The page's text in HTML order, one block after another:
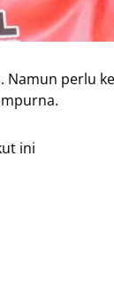
perlu
ini